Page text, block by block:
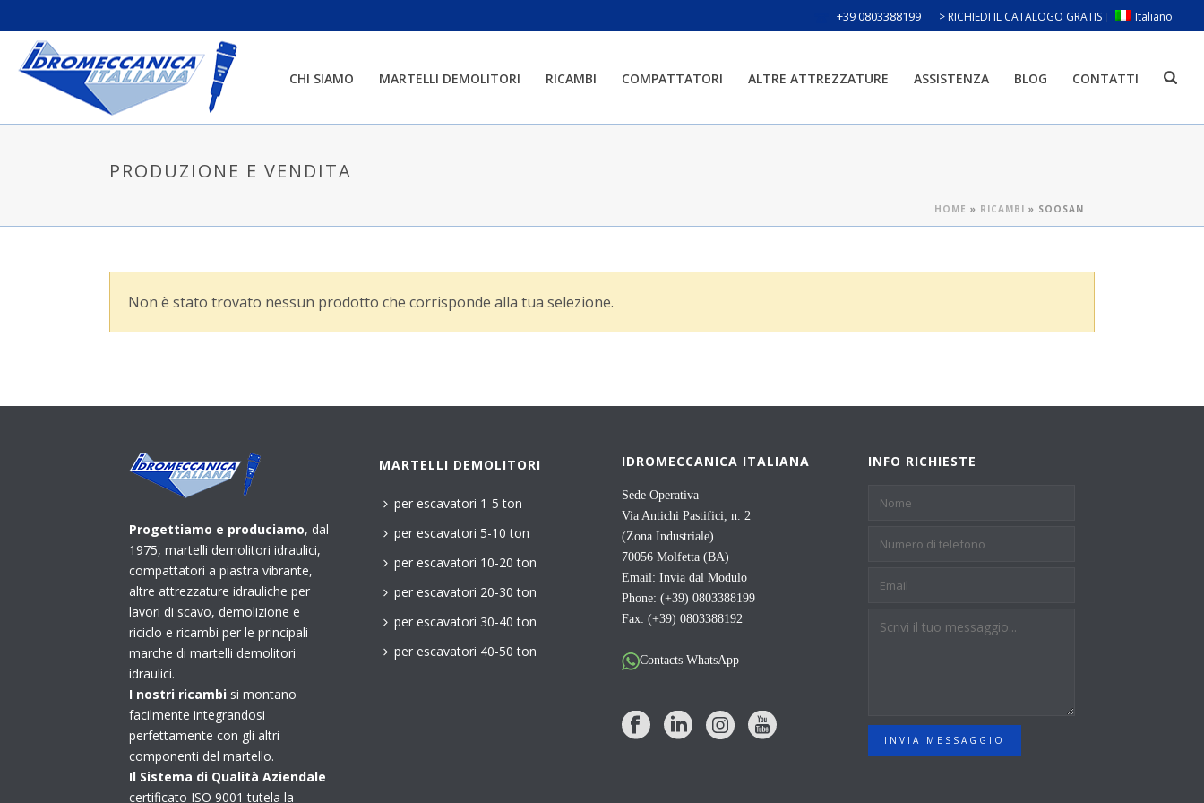
> RICHIEDI IL CATALOGO GRATIS Italiano
+39 0803388199
CHI SIAMO MARTELLI DEMOLITORI RICAMBI COMPATTATORI ALTRE ATTREZZATURE ASSISTENZA BLOG CONTATTI
PRODUZIONE E VENDITA
HOME » RICAMBI » SOOSAN
Non è stato trovato nessun prodotto che corrisponde alla tua selezione.
Progettiamo e produciamo, dal
1975, martelli demolitori idraulici,
compattatori a piastra vibrante,
altre attrezzature idrauliche per
lavori di scavo, demolizione e
riciclo e ricambi per le principali
marche di martelli demolitori
idraulici.
I nostri ricambi si montano
facilmente integrandosi
perfettamente con gli altri
componenti del martello.
Il Sistema di Qualità Aziendale
certificato ISO 9001 tutela la
MARTELLI DEMOLITORI
per escavatori 1-5 ton
per escavatori 5-10 ton
per escavatori 10-20 ton
per escavatori 20-30 ton
per escavatori 30-40 ton
per escavatori 40-50 ton
IDROMECCANICA ITALIANA
Sede Operativa
Via Antichi Pastifici, n. 2
(Zona Industriale)
70056 Molfetta (BA)
Email: Invia dal Modulo
Phone: (+39) 0803388199
Fax: (+39) 0803388192
Contacts WhatsApp
INFO RICHIESTE
INVIA MESSAGGIO